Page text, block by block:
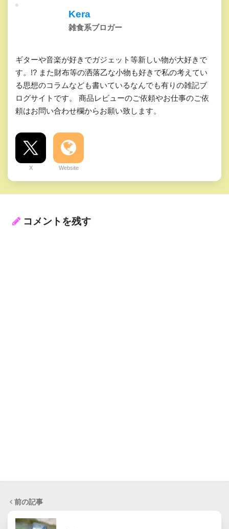
Kera
雑食系ブロガー
ギターや音楽が好きでガジェット等新しい物が大好きで
す。!? また財布等の洒落乙な小物も好きで私の考えてい
る思想のコラムなども書いているなんでも有りの雑記ブ
ログサイトです。 商品レビューのご依頼やお仕事のご依
頼はお問い合わせ欄からお願い致します。
X Website
コメントを残す
前の記事